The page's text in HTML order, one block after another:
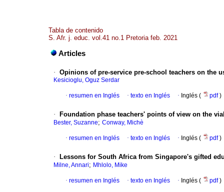
Tabla de contenido
S. Afr. j. educ. vol.41 no.1 Pretoria feb. 2021
Articles
· Opinions of pre-service pre-school teachers on the
Kesicioglu, Oguz Serdar
· resumen en Inglés · texto en Inglés · Inglés ( pdf)
· Foundation phase teachers' points of view on the
Bester, Suzanne; Conway, Michè
· resumen en Inglés · texto en Inglés · Inglés ( pdf)
· Lessons for South Africa from Singapore's gifted
Milne, Annari; Mhlolo, Mike
· resumen en Inglés · texto en Inglés · Inglés ( pdf)